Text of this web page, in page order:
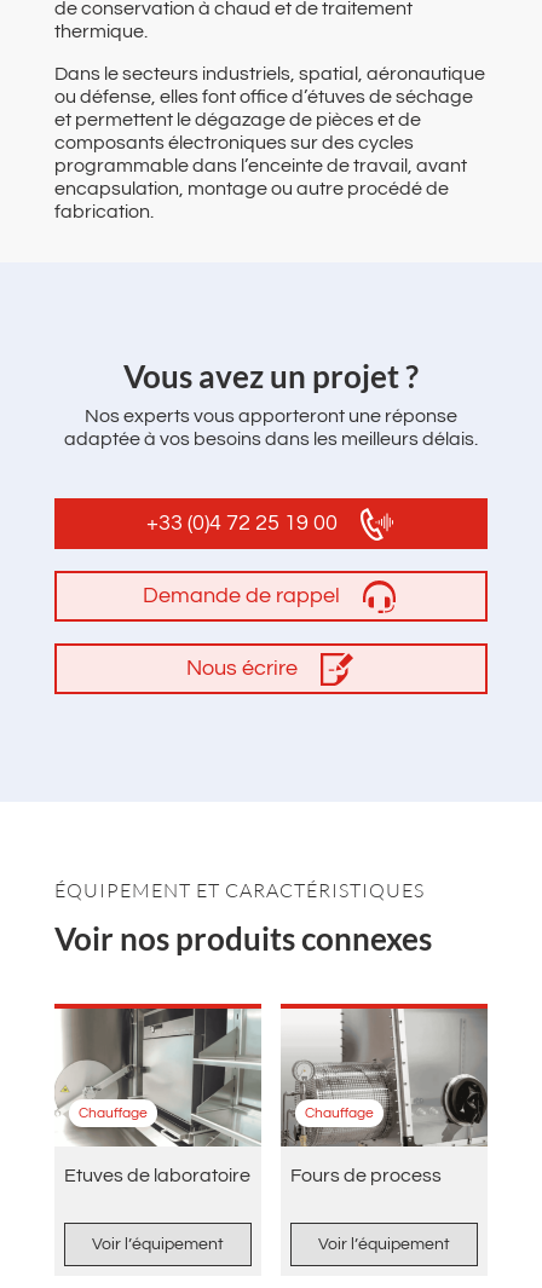
de conservation à chaud et de traitement
thermique.
Dans le secteurs industriels, spatial, aéronautique
ou défense, elles font office d’étuves de séchage
et permettent le dégazage de pièces et de
composants électroniques sur des cycles
programmable dans l’enceinte de travail, avant
encapsulation, montage ou autre procédé de
fabrication.
‌Vous avez un projet ?
Nos experts vous apporteront une réponse
adaptée à vos besoins dans les meilleurs délais.
+33 (0)4 72 25 19 00
Demande de rappel
Nous écrire
ÉQUIPEMENT ET CARACTÉRISTIQUES
Voir nos produits connexes
Chauffage
Etuves de laboratoire
Voir l’équipement
Chauffage
Fours de process
Voir l’équipement